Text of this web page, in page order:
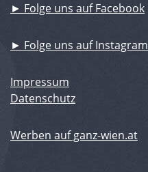
► Folge uns auf Facebook
► Folge uns auf Instagram
Impressum
Datenschutz
Werben auf ganz-wien.at